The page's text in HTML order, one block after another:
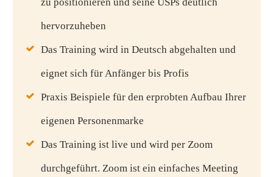
zu positionieren und seine USPs deutlich
hervorzuheben
Das Training wird in Deutsch abgehalten und
eignet sich für Anfänger bis Profis
Praxis Beispiele für den erprobten Aufbau Ihrer
eigenen Personenmarke
Das Training ist live und wird per Zoom
durchgeführt. Zoom ist ein einfaches Meeting